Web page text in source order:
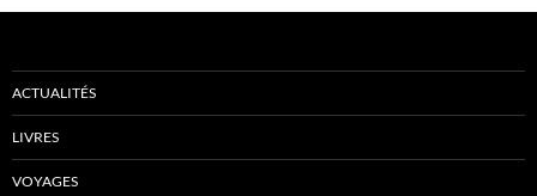
ACTUALITÉS
LIVRES
VOYAGES